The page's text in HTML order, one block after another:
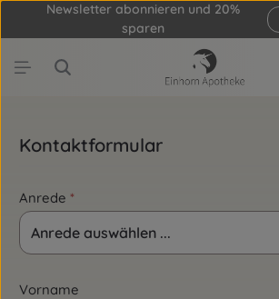
Zum Hauptinhalt springen
Newsletter abonnieren und 20%
sparen
Kontaktformular
Anrede *
Vorname